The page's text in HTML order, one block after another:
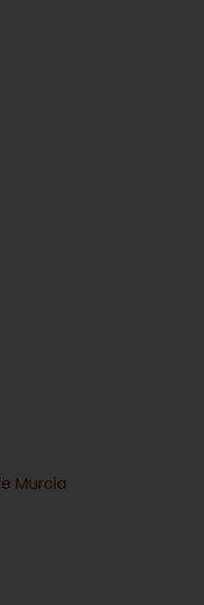
Murcia